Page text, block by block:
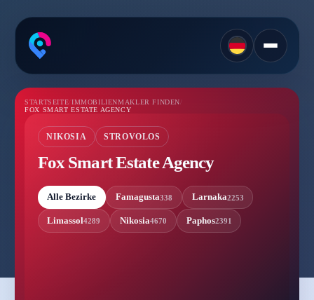
STARTSEITE/IMMOBILIENMAKLER FINDEN/
FOX SMART ESTATE AGENCY
NIKOSIA STROVOLOS
Fox Smart Estate Agency
Alle Bezirke Famagusta338 Larnaka2253
Limassol4289 Nikosia4670 Paphos2391